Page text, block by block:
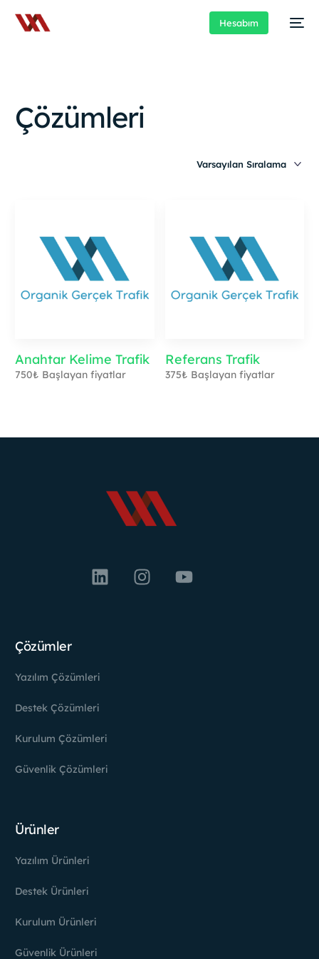
Hesabım
Çözümleri
Anahtar Kelime Trafik
750₺ Başlayan fiyatlar
Referans Trafik
375₺ Başlayan fiyatlar
Çözümler
Yazılım Çözümleri
Destek Çözümleri
Kurulum Çözümleri
Güvenlik Çözümleri
Ürünler
Yazılım Ürünleri
Destek Ürünleri
Kurulum Ürünleri
Güvenlik Ürünleri